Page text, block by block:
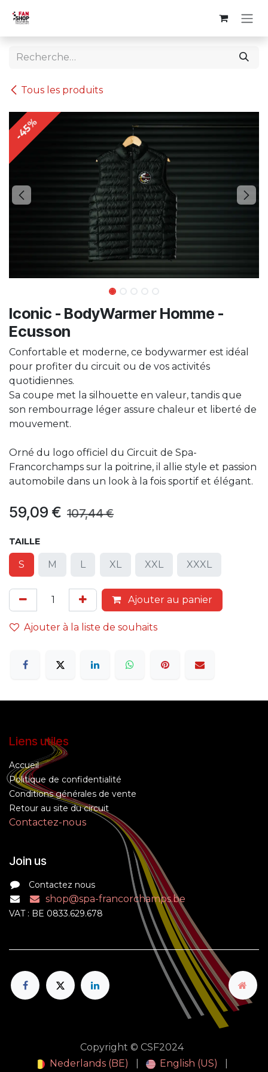
Tous les produits
-45%
Iconic - BodyWarmer Homme -
Ecusson
Confortable et moderne, ce bodywarmer est idéal
pour profiter du circuit ou de vos activités
quotidiennes.
Sa coupe met la silhouette en valeur, tandis que
son rembourrage léger assure chaleur et liberté de
mouvement.
Orné du logo officiel du Circuit de Spa-
Francorchamps sur la poitrine, il allie style et passion
automobile dans un look à la fois sportif et élégant.
59,09 € 107,44€
TAILLE
S M L XL XXL XXXL
Ajouter au panier
Ajouter à la liste de souhaits
Liens utiles
Accueil
Politique de confidentialité
Conditions générales de vente
Retour au site du circuit
Contactez-nous
Join us
Contactez nous
shop@spa-francorchamps.be
VAT : BE 0833.629.678
Copyright © CSF2024
Nederlands (BE)
English (US)